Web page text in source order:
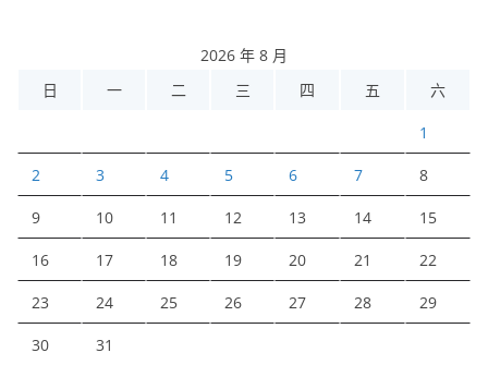
2026 年 8 月
日
一 二 三 四 五 六
1
2 3 4 5 6 7 8
9 10 11 12 13 14 15
16 17 18 19 20 21 22
23 24 25 26 27 28 29
30 31